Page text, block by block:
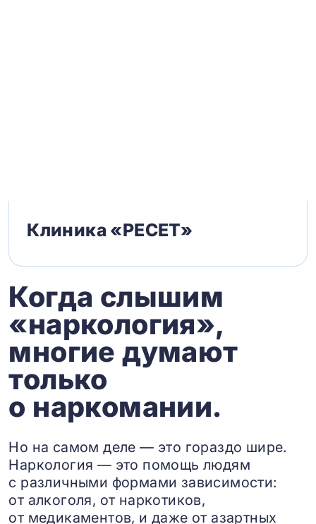
Клиника «РЕСЕТ»
Когда слышим
«наркология»,
многие думают
только
о наркомании.
Но на самом деле — это гораздо шире.
Наркология — это помощь людям
с различными формами зависимости:
от алкоголя, от наркотиков,
от медикаментов, и даже от азартных